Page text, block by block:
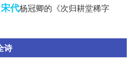
宋代杨冠卿的《次归耕堂稀字
诗